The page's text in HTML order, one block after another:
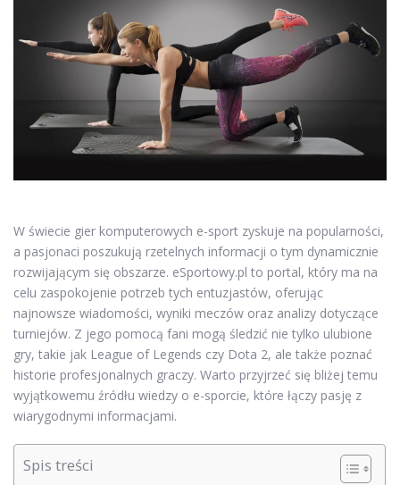
W świecie gier komputerowych e-sport zyskuje na popularności,
a pasjonaci poszukują rzetelnych informacji o tym dynamicznie
rozwijającym się obszarze. eSportowy.pl to portal, który ma na
celu zaspokojenie potrzeb tych entuzjastów, oferując
najnowsze wiadomości, wyniki meczów oraz analizy dotyczące
turniejów. Z jego pomocą fani mogą śledzić nie tylko ulubione
gry, takie jak League of Legends czy Dota 2, ale także poznać
historie profesjonalnych graczy. Warto przyjrzeć się bliżej temu
wyjątkowemu źródłu wiedzy o e-sporcie, które łączy pasję z
wiarygodnymi informacjami.
Spis treści